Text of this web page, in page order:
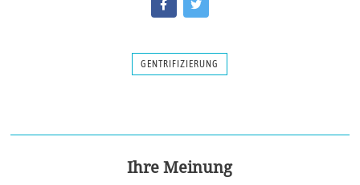
GENTRIFIZIERUNG
Ihre Meinung